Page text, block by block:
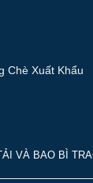
Chè Xuất Khẩu
VÀ BAO BÌ